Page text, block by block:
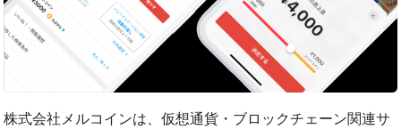
株式会社メルコインは、仮想通貨・ブロックチェーン関連サ